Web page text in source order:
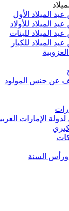
الميلاد الأول
الميلاد للأولاد
الميلاد للبنات
الميلاد للكبار
عن جنس المولود
لدولة الإمارات
السنة